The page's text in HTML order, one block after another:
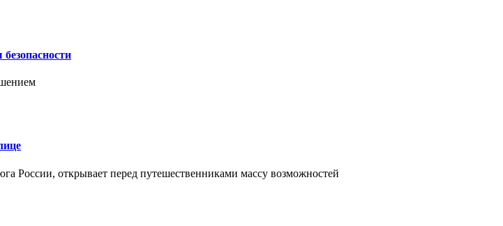
России, открывает перед путешественниками массу возможностей